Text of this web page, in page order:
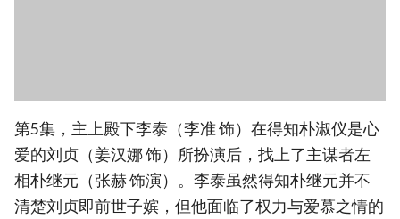
第5集，主上殿下李泰（李准 饰）在得知朴淑仪是心
爱的刘贞（姜汉娜 饰）所扮演后，找上了主谋者左
相朴继元（张赫 饰演）。李泰虽然得知朴继元并不
清楚刘贞即前世子嫔，但他面临了权力与爱慕之情的